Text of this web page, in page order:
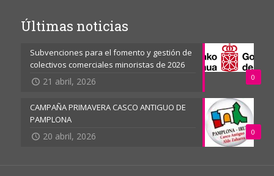
Últimas noticias
0
Subvenciones para el fomento y gestión de
colectivos comerciales minoristas de 2026
21 abril, 2026
0
CAMPAÑA PRIMAVERA CASCO ANTIGUO DE
PAMPLONA
20 abril, 2026